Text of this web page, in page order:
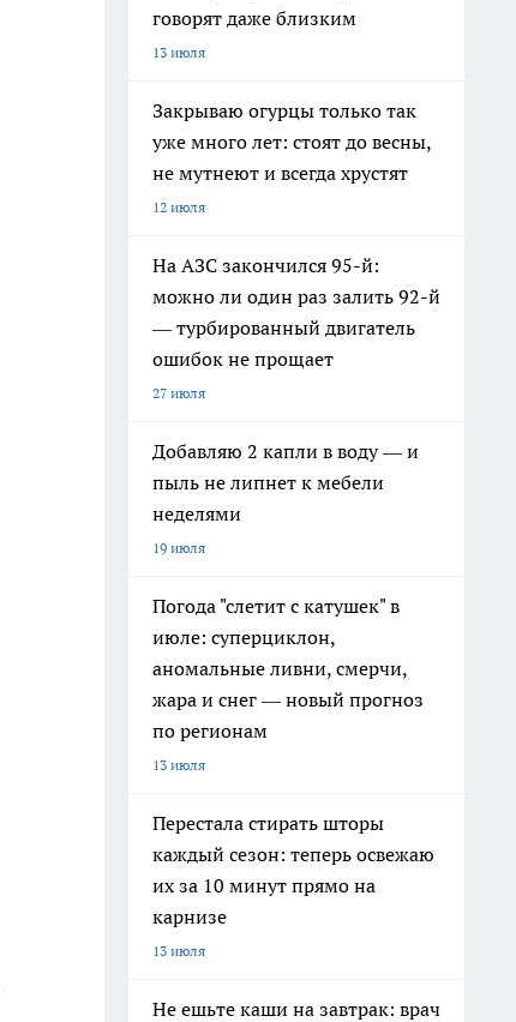
говорят даже близким
13 июля
Закрываю огурцы только так
уже много лет: стоят до весны,
не мутнеют и всегда хрустят
12 июля
На АЗС закончился 95-й:
можно ли один раз залить 92-й
— турбированный двигатель
ошибок не прощает
27 июля
Добавляю 2 капли в воду — и
пыль не липнет к мебели
неделями
19 июля
Погода "слетит с катушек" в
июле: суперциклон,
аномальные ливни, смерчи,
жара и снег — новый прогноз
по регионам
13 июля
Перестала стирать шторы
каждый сезон: теперь освежаю
их за 10 минут прямо на
карнизе
13 июля
Не ешьте каши на завтрак: врач